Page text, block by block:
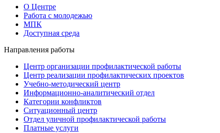
О Центре
Работа с молодежью
МПК
Доступная среда
Направления работы
Центр организации профилактической работы
Центр реализации профилактических проектов
Учебно-методический центр
Информационно-аналитический отдел
Категории конфликтов
Ситуационный центр
Отдел уличной профилактической работы
Платные услуги